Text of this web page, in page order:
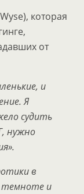
которая
от
и
Я
судить
нужно
».
в
темноте и